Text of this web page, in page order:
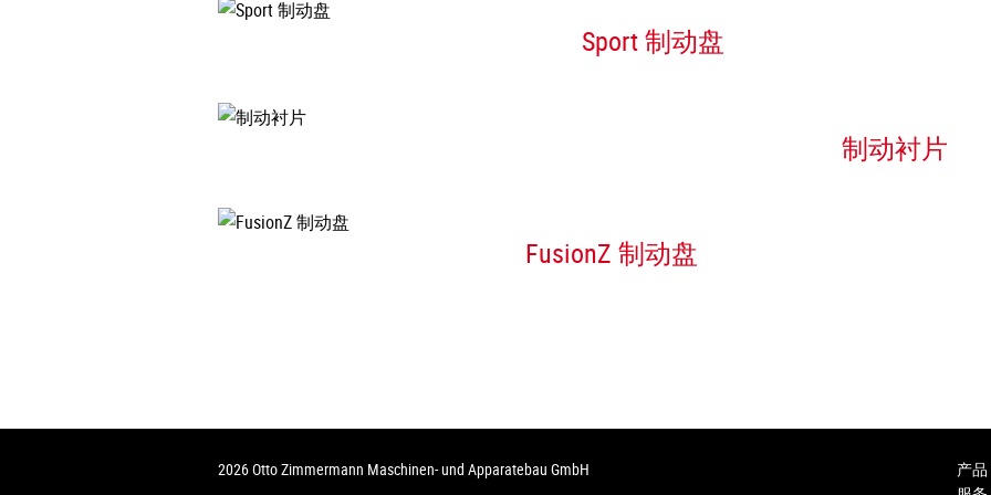
Sport 制动盘
制动衬片
FusionZ 制动盘
2026 Otto Zimmermann Maschinen- und Apparatebau GmbH
产品